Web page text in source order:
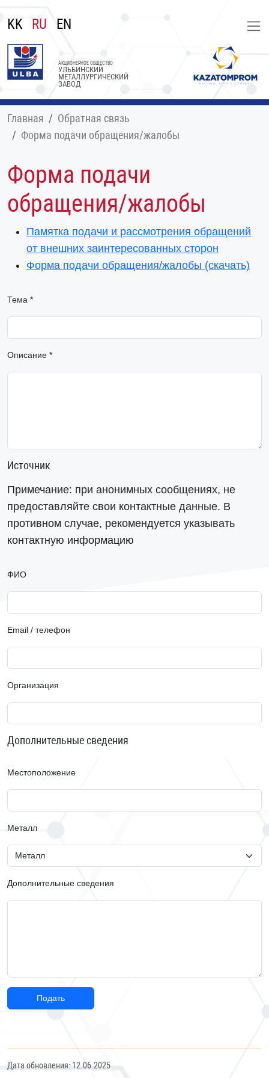
KK RU EN
УЛЬБИНСКИЙ
МЕТАЛЛУРГИЧЕСКИЙ
ЗАВОД
АКЦИОНЕРНОЕ ОБЩЕСТВО
Главная
Обратная связь
Форма подачи обращения/жалобы
Форма подачи
обращения/жалобы
Памятка подачи и рассмотрения обращений
от внешних заинтересованных сторон
Форма подачи обращения/жалобы (скачать)
Тема *
Описание *
Источник
Примечание: при анонимных сообщениях, не
предоставляйте свои контактные данные. В
противном случае, рекомендуется указывать
контактную информацию
ФИО
Email / телефон
Организация
Дополнительные сведения
Местоположение
Металл
Дополнительные сведения
Подать
Дата обновления: 12.06.2025